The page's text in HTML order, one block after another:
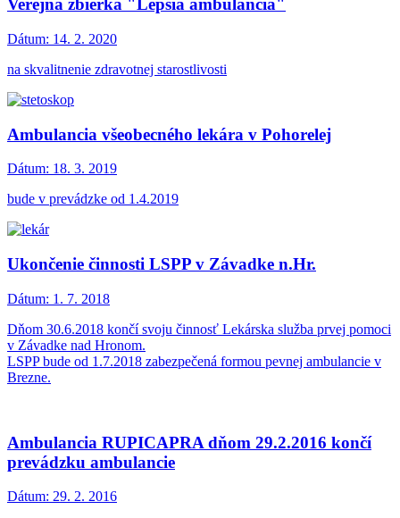
Verejná zbierka "Lepšia ambulancia"
Dátum: 14. 2. 2020
na skvalitnenie zdravotnej starostlivosti
Ambulancia všeobecného lekára v Pohorelej
Dátum: 18. 3. 2019
bude v prevádzke od 1.4.2019
Ukončenie činnosti LSPP v Závadke n.Hr.
Dátum: 1. 7. 2018
Dňom 30.6.2018 končí svoju činnosť Lekárska služba prvej pomoci
v Závadke nad Hronom.
LSPP bude od 1.7.2018 zabezpečená formou pevnej ambulancie v
Brezne.
Ambulancia RUPICAPRA dňom 29.2.2016 končí
prevádzku ambulancie
Dátum: 29. 2. 2016